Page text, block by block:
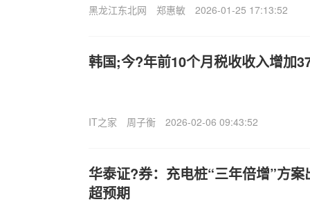
黑龙江东北网 郑惠敏 2026-01-25 17:13:52
韩国;今?年前10个月税收收入增加
IT之家 周子衡 2026-02-06 09:43:52
华泰证?券：充电桩“三年倍增”方
超预期